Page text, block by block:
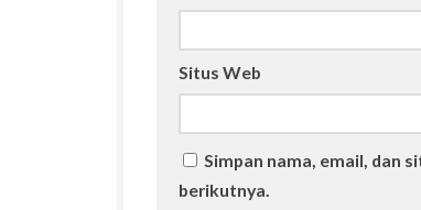
Situs Web
Simpan nama, email, dan
berikutnya.